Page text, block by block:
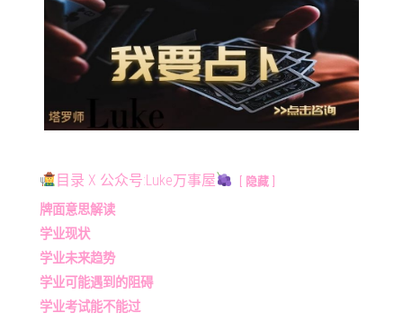
目录 X 公众号:Luke万事屋 隐藏
牌面意思解读
学业现状
学业未来趋势
学业可能遇到的阻碍
学业考试能不能过